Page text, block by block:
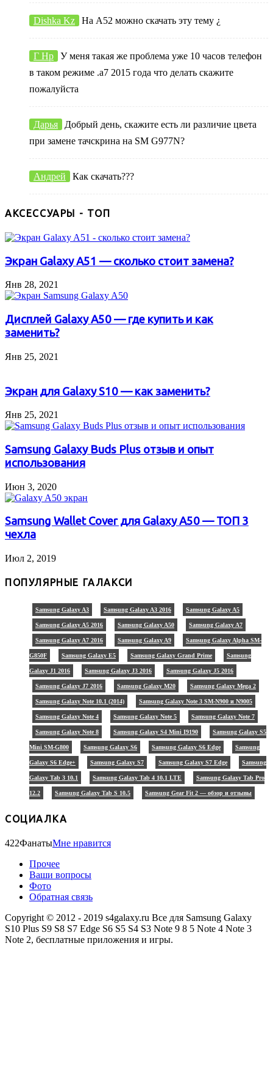
Dishka Kz На А52 можно скачать эту тему ¿
Г Нр
У меня такая же проблема уже 10 часов телефон
в таком режиме .а7 2015 года что делать скажите
пожалуйста
Дарья
Добрый день, скажите есть ли различие цвета
при замене тачскрина на SM G977N?
Андрей Как скачать???
АКСЕССУАРЫ - ТОП
Экран Galaxy A51 — сколько стоит замена?
Янв 28, 2021
Дисплей Galaxy A50 — где купить и как
заменить?
Янв 25, 2021
Экран для Galaxy S10 — как заменить?
Янв 25, 2021
Samsung Galaxy Buds Plus отзыв и опыт
использования
Июн 3, 2020
Samsung Wallet Cover для Galaxy A50 — ТОП 3
чехла
Июл 2, 2019
ПОПУЛЯРНЫЕ ГАЛАКСИ
Samsung Galaxy A3 Samsung Galaxy A3 2016 Samsung Galaxy A5
Samsung Galaxy A5 2016 Samsung Galaxy A50 Samsung Galaxy A7
Samsung Galaxy A7 2016 Samsung Galaxy A9 Samsung Galaxy Alpha SM-
G850F Samsung Galaxy E5 Samsung Galaxy Grand Prime Samsung
Galaxy J1 2016 Samsung Galaxy J3 2016 Samsung Galaxy J5 2016
Samsung Galaxy J7 2016 Samsung Galaxy M20 Samsung Galaxy Mega 2
Samsung Galaxy Note 10.1 (2014) Samsung Galaxy Note 3 SM-N900 и N9005
Samsung Galaxy Note 4 Samsung Galaxy Note 5 Samsung Galaxy Note 7
Samsung Galaxy Note 8 Samsung Galaxy S4 Mini I9190 Samsung Galaxy S5
Mini SM-G800 Samsung Galaxy S6 Samsung Galaxy S6 Edge Samsung
Galaxy S6 Edge+ Samsung Galaxy S7 Samsung Galaxy S7 Edge Samsung
Galaxy Tab 3 10.1 Samsung Galaxy Tab 4 10.1 LTE Samsung Galaxy Tab Pro
12.2 Samsung Galaxy Tab S 10.5 Samsung Gear Fit 2 — обзор и отзывы
СОЦИАЛКА
422ФанатыМне нравится
Прочее
Ваши вопросы
Фото
Обратная связь
Copyright © 2012 - 2019 s4galaxy.ru Все для Samsung Galaxy
S10 Plus S9 S8 S7 Edge S6 S5 S4 S3 Note 9 8 5 Note 4 Note 3
Note 2, бесплатные приложения и игры.